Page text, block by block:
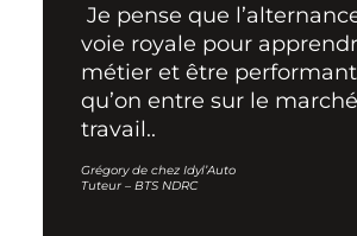
Je pense que
voie royale pour
métier et être
qu’on entre sur le
travail..
Grégory de chez Idyl’Auto
Tuteur – BTS NDRC